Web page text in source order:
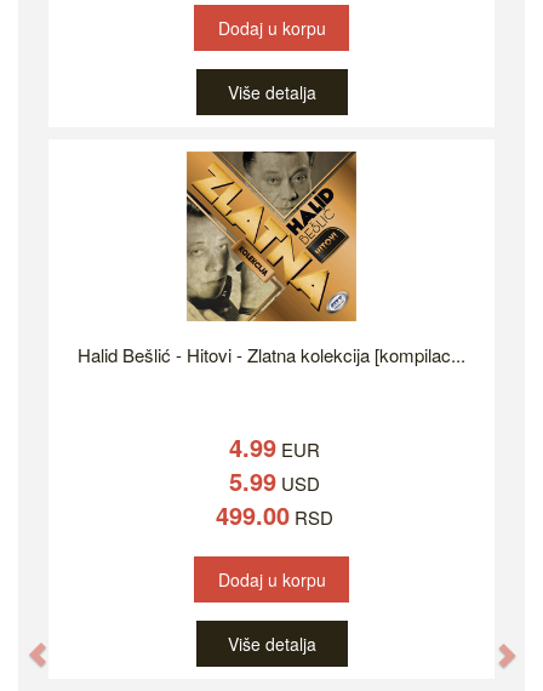
Dodaj u korpu
Više detalja
Halid Bešlić - Hitovi - Zlatna kolekcija [kompilac...
4.99 EUR
5.99 USD
499.00 RSD
Dodaj u korpu
Više detalja